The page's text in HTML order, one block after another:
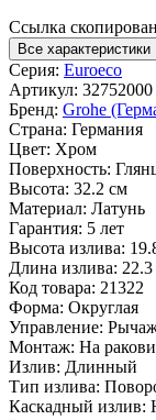
Ссылка
Все характеристики
Серия: Euroeco
Артикул: 32752000
Бренд: Grohe
Страна: Германия
Цвет: Хром
Поверхность:
Высота: 32.2 см
Материал: Латунь
Гарантия: 5 лет
Высота излива:
Длина излива:
Код товара: 21322
Форма: Округлая
Управление:
Монтаж: На
Излив: Длинный
Тип излива:
Каскадный излив: